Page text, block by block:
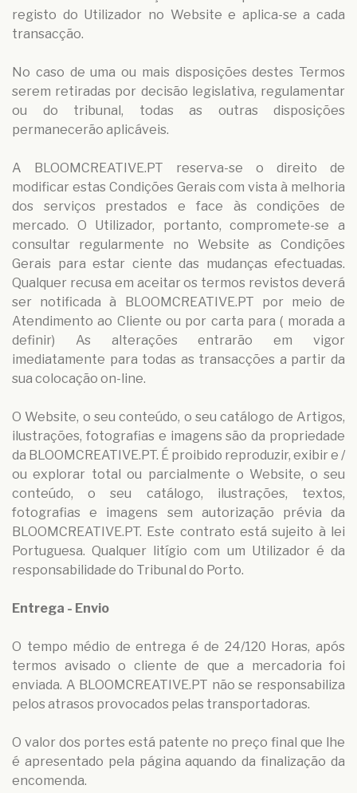
registo do Utilizador no Website e aplica-se a cada
transacção.
No caso de uma ou mais disposições destes Termos
serem retiradas por decisão legislativa, regulamentar
ou do tribunal, todas as outras disposições
permanecerão aplicáveis.
A BLOOMCREATIVE.PT reserva-se o direito de
modificar estas Condições Gerais com vista à melhoria
dos serviços prestados e face às condições de
mercado. O Utilizador, portanto, compromete-se a
consultar regularmente no Website as Condições
Gerais para estar ciente das mudanças efectuadas.
Qualquer recusa em aceitar os termos revistos deverá
ser notificada à BLOOMCREATIVE.PT por meio de
Atendimento ao Cliente ou por carta para ( morada a
definir) As alterações entrarão em vigor
imediatamente para todas as transacções a partir da
sua colocação on-line.
O Website, o seu conteúdo, o seu catálogo de Artigos,
ilustrações, fotografias e imagens são da propriedade
da BLOOMCREATIVE.PT. É proibido reproduzir, exibir e /
ou explorar total ou parcialmente o Website, o seu
conteúdo, o seu catálogo, ilustrações, textos,
fotografias e imagens sem autorização prévia da
BLOOMCREATIVE.PT. Este contrato está sujeito à lei
Portuguesa. Qualquer litígio com um Utilizador é da
responsabilidade do Tribunal do Porto.
Entrega - Envio
O tempo médio de entrega é de 24/120 Horas, após
termos avisado o cliente de que a mercadoria foi
enviada. A BLOOMCREATIVE.PT não se responsabiliza
pelos atrasos provocados pelas transportadoras.
O valor dos portes está patente no preço final que lhe
é apresentado pela página aquando da finalização da
encomenda.